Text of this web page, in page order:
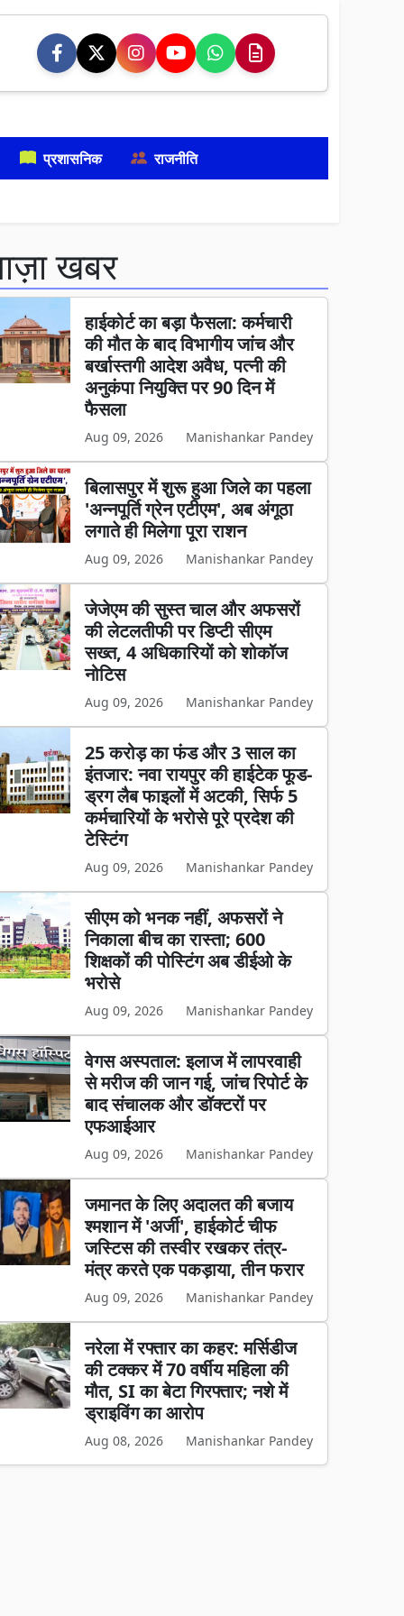
प्रशासनिक राजनीति
खबर
हाईकोर्ट का बड़ा फैसला: कर्मचारी
की मौत के बाद विभागीय जांच और
बर्खास्तगी आदेश अवैध, पत्नी की
अनुकंपा नियुक्ति पर 90 दिन में
फैसला
Aug 09, 2026 Manishankar Pandey
बिलासपुर में शुरू हुआ जिले का पहला
'अन्नपूर्ति ग्रेन एटीएम', अब अंगूठा
लगाते ही मिलेगा पूरा राशन
Aug 09, 2026 Manishankar Pandey
जेजेएम की सुस्त चाल और अफसरों
की लेटलतीफी पर डिप्टी सीएम
सख्त, 4 अधिकारियों को शोकॉज
नोटिस
Aug 09, 2026 Manishankar Pandey
25 करोड़ का फंड और 3 साल का
इंतजार: नवा रायपुर की हाईटेक फूड-
ड्रग लैब फाइलों में अटकी, सिर्फ 5
कर्मचारियों के भरोसे पूरे प्रदेश की
टेस्टिंग
Aug 09, 2026 Manishankar Pandey
सीएम को भनक नहीं, अफसरों ने
निकाला बीच का रास्ता; 600
शिक्षकों की पोस्टिंग अब डीईओ के
भरोसे
Aug 09, 2026 Manishankar Pandey
वेगस अस्पताल: इलाज में लापरवाही
से मरीज की जान गई, जांच रिपोर्ट के
बाद संचालक और डॉक्टरों पर
एफआईआर
Aug 09, 2026 Manishankar Pandey
जमानत के लिए अदालत की बजाय
श्मशान में 'अर्जी', हाईकोर्ट चीफ
जस्टिस की तस्वीर रखकर तंत्र-
मंत्र करते एक पकड़ाया, तीन फरार
Aug 09, 2026 Manishankar Pandey
नरेला में रफ्तार का कहर: मर्सिडीज
की टक्कर में 70 वर्षीय महिला की
मौत, SI का बेटा गिरफ्तार; नशे में
ड्राइविंग का आरोप
Aug 08, 2026 Manishankar Pandey